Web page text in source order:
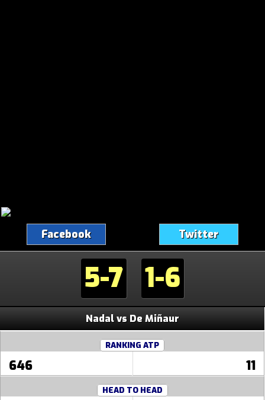
Nadal vs De Miñaur
RANKING ATP
646 11
HEAD TO HEAD
Facebook Twitter
5-7 1-6